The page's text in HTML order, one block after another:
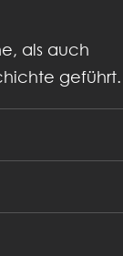
als auch
geführt.